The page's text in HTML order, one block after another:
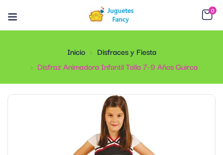
0
Inicio
Disfraces y Fiesta
Disfraz Animadora Infantil Talla 7-9 Años Guirca